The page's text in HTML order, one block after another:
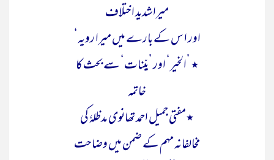
میرا شدید اختلاف
اور ا س کے بارے میں میرا رویہ‘
٭ ’الخیر‘ اور ’بیّنات‘ سے بحث کا
خاتمہ
٭مفتی جمیل احمد تھانوی مدظلہٗ کی
مخالفانہ مہم کے ضمن میں وضاحت